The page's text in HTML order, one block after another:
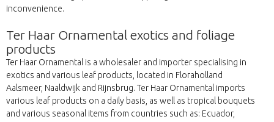
inconvenience.
Ter Haar Ornamental exotics and foliage
products
Ter Haar Ornamental is a wholesaler and importer specialising in
exotics and various leaf products, located in Floraholland
Aalsmeer, Naaldwijk and Rijnsbrug. Ter Haar Ornamental imports
various leaf products on a daily basis, as well as tropical bouquets
and various seasonal items from countries such as: Ecuador,